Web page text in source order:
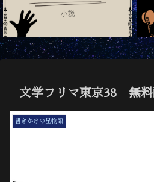
文学フリマ東京38 無料
書きかけの星物語